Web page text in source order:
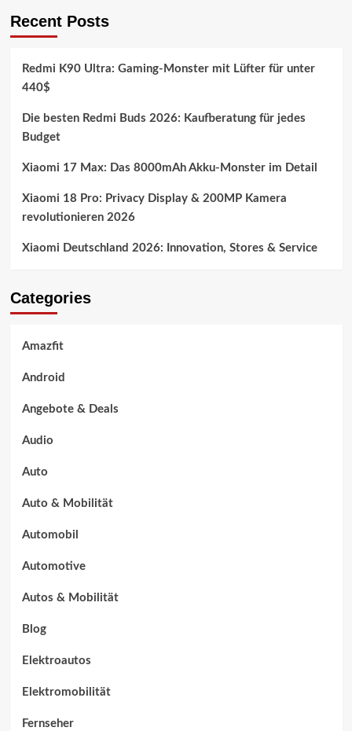
Recent Posts
Redmi K90 Ultra: Gaming-Monster mit Lüfter für unter
440$
Die besten Redmi Buds 2026: Kaufberatung für jedes
Budget
Xiaomi 17 Max: Das 8000mAh Akku-Monster im Detail
Xiaomi 18 Pro: Privacy Display & 200MP Kamera
revolutionieren 2026
Xiaomi Deutschland 2026: Innovation, Stores & Service
Categories
Amazfit
Android
Angebote & Deals
Audio
Auto
Auto & Mobilität
Automobil
Automotive
Autos & Mobilität
Blog
Elektroautos
Elektromobilität
Fernseher